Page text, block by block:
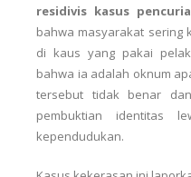
residivis kasus
bahwa masyarakat sering
di kaus yang pakai
bahwa ia adalah oknum
tersebut tidak benar
pembuktian identitas
kependudukan.